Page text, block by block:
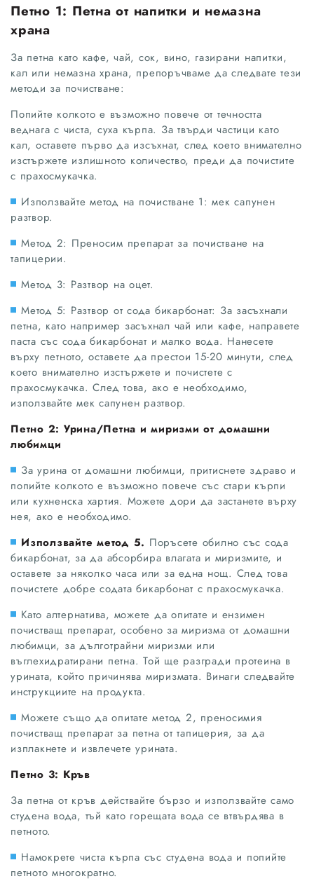
Петно 1: Петна от напитки и немазна
храна
За петна като кафе, чай, сок, вино, газирани напитки,
кал или немазна храна, препоръчваме да следвате тези
методи за почистване:
Попийте колкото е възможно повече от течността
веднага с чиста, суха кърпа. За твърди частици като
кал, оставете първо да изсъхнат, след което внимателно
изстържете излишното количество, преди да почистите
с прахосмукачка.
Използвайте метод на почистване 1: мек сапунен
разтвор.
Метод 2: Преносим препарат за почистване на
тапицерии.
Метод 3: Разтвор на оцет.
Метод 5: Разтвор от сода бикарбонат: За засъхнали
петна, като например засъхнал чай или кафе, направете
паста със сода бикарбонат и малко вода. Нанесете
върху петното, оставете да престои 15-20 минути, след
което внимателно изстържете и почистете с
прахосмукачка. След това, ако е необходимо,
използвайте мек сапунен разтвор.
Петно 2: Урина/Петна и миризми от домашни
любимци
За урина от домашни любимци, притиснете здраво и
попийте колкото е възможно повече със стари кърпи
или кухненска хартия. Можете дори да застанете върху
нея, ако е необходимо.
Използвайте метод 5. Поръсете обилно със сода
бикарбонат, за да абсорбира влагата и миризмите, и
оставете за няколко часа или за една нощ. След това
почистете добре содата бикарбонат с прахосмукачка.
Като алтернатива, можете да опитате и ензимен
почистващ препарат, особено за миризма от домашни
любимци, за дълготрайни миризми или
въглехидратирани петна. Той ще разгради протеина в
урината, който причинява миризмата. Винаги следвайте
инструкциите на продукта.
Можете също да опитате метод 2, преносимия
почистващ препарат за петна от тапицерия, за да
изплакнете и извлечете урината.
Петно 3: Кръв
За петна от кръв действайте бързо и използвайте само
студена вода, тъй като горещата вода се втвърдява в
петното.
Намокрете чиста кърпа със студена вода и попийте
петното многократно.